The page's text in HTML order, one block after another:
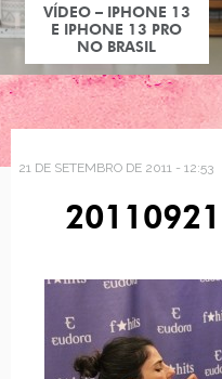
VÍDEO – IPHONE 13
E IPHONE 13 PRO
NO BRASIL
21 DE SETEMBRO DE 2011 - 12:53